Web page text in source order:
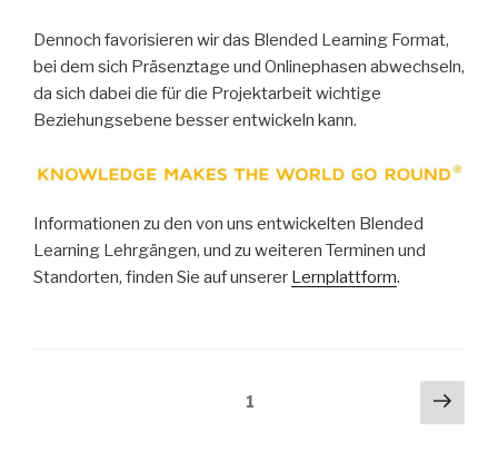
Dennoch favorisieren wir das Blended Learning Format,
bei dem sich Präsenztage und Onlinephasen abwechseln,
da sich dabei die für die Projektarbeit wichtige
Beziehungsebene besser entwickeln kann.
Informationen zu den von uns entwickelten Blended
Learning Lehrgängen, und zu weiteren Terminen und
Standorten, finden Sie auf unserer Lernplattform.
1